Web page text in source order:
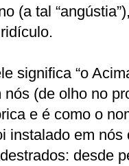
(a tal
significa “o
nós (de olho no
e é como o
instalado em
desde